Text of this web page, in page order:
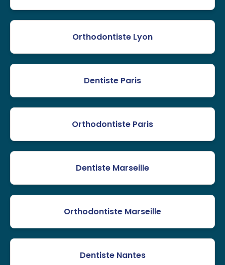
Orthodontiste Lyon
Dentiste Paris
Orthodontiste Paris
Dentiste Marseille
Orthodontiste Marseille
Dentiste Nantes